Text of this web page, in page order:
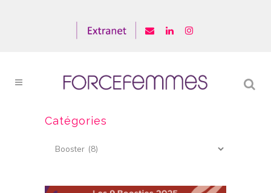
Catégories
Catégories